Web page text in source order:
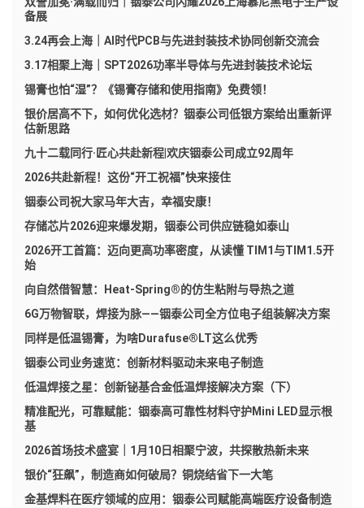
备展
3.24再会上海｜AI时代PCB与先进封装技术协同创新交流会
3.17相聚上海｜SPT2026功率半导体与先进封装技术论坛
锡膏也怕“湿”？《锡膏存储和使用指南》免费领！
银价居高不下，如何优化选材？铟泰公司低银方案给出重新评
估新思路
九十二载同行·匠心共赴新程|欢庆铟泰公司成立92周年
2026共赴新程！这份“开工祝福”快来接住
铟泰公司祝大家马年大吉，幸福安康！
存储芯片2026迎来爆发期，铟泰公司供应链稳如泰山
2026开工首篇：迈向更高功率密度，从读懂 TIM1与TIM1.5开
始
向自然借智慧：Heat-Spring®的仿生粘附与导热之道
6G万物智联，焊接为脉——铟泰公司全方位电子组装解决方案
同样是低温锡膏，为啥Durafuse®LT这么优秀
铟泰公司业务速览：创新材料驱动未来电子制造
低温焊接之星：创新铋基合金低温焊接解决方案（下）
精准配光，可靠赋能：铟泰高可靠性材料守护Mini LED显示根
基
2026首场技术盛宴｜1月10日相聚宁波，共探散热新未来
银价“狂飙”，制造商如何破局？铜烧结省下一大笔
金基焊料在医疗领域的应用：铟泰公司赋能高端医疗设备制造